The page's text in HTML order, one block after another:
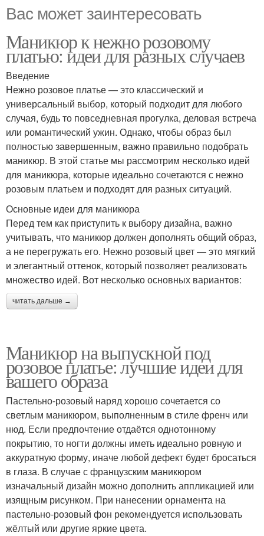
Вас может заинтересовать
Маникюр к нежно розовому
платью: идеи для разных случаев
Введение
Нежно розовое платье — это классический и
универсальный выбор, который подходит для любого
случая, будь то повседневная прогулка, деловая встреча
или романтический ужин. Однако, чтобы образ был
полностью завершенным, важно правильно подобрать
маникюр. В этой статье мы рассмотрим несколько идей
для маникюра, которые идеально сочетаются с нежно
розовым платьем и подходят для разных ситуаций.
Основные идеи для маникюра
Перед тем как приступить к выбору дизайна, важно
учитывать, что маникюр должен дополнять общий образ,
а не перегружать его. Нежно розовый цвет — это мягкий
и элегантный оттенок, который позволяет реализовать
множество идей. Вот несколько основных вариантов:
читать дальше →
Маникюр на выпускной под
розовое платье: лучшие идеи для
вашего образа
Пастельно-розовый наряд хорошо сочетается со
светлым маникюром, выполненным в стиле френч или
нюд. Если предпочтение отдаётся однотонному
покрытию, то ногти должны иметь идеально ровную и
аккуратную форму, иначе любой дефект будет бросаться
в глаза. В случае с французским маникюром
изначальный дизайн можно дополнить аппликацией или
изящным рисунком. При нанесении орнамента на
пастельно-розовый фон рекомендуется использовать
жёлтый или другие яркие цвета.